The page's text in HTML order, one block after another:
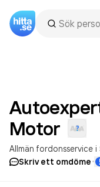
Motor
Allmän fordonsservice i
Skriv ett omdöme·